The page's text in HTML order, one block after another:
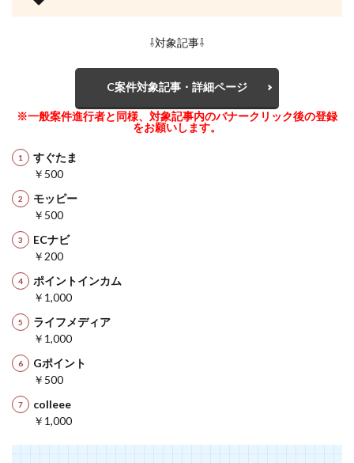
⇩対象記事⇩
C案件対象記事・詳細ページ
※一般案件進行者と同様、対象記事内のバナークリック後の登録
をお願いします。
すぐたま
￥500
モッピー
￥500
ECナビ
￥200
ポイントインカム
￥1,000
ライフメディア
￥1,000
Gポイント
￥500
colleee
￥1,000